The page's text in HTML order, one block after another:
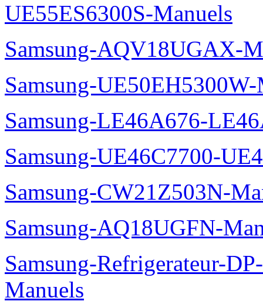
UE55ES6300S-Manuels
Samsung-AQV18UGAX-
Samsung-UE50EH5300W-
Samsung-LE46A676-
Samsung-UE46C7700-
Samsung-CW21Z503N-
Samsung-AQ18UGFN-
Samsung-Refrigerateur-
Manuels